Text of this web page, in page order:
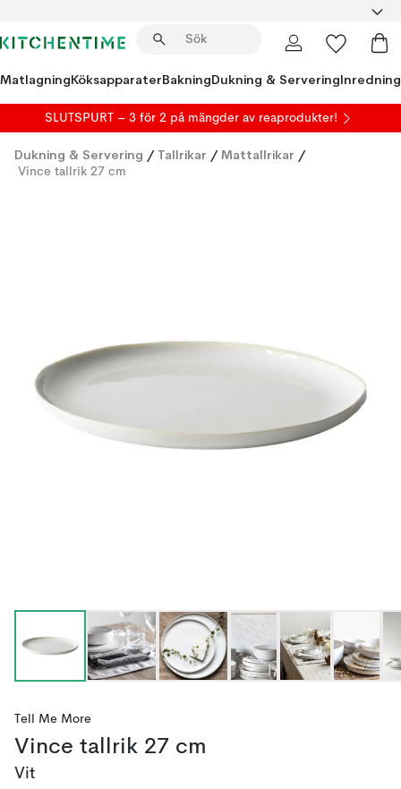
MatlagningKöksapparaterBakningDukning & ServeringInredning
SLUTSPURT – 3 för 2 på mängder av reaprodukter!
Dukning & Servering / Tallrikar / Mattallrikar /
Vince tallrik 27 cm
Tell Me More
Vince tallrik 27 cm
Vit